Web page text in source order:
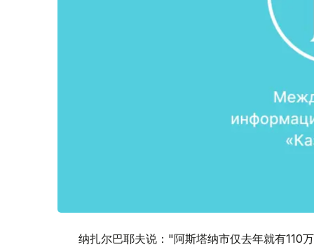
纳扎尔巴耶夫说："阿斯塔纳市仅去年就有110